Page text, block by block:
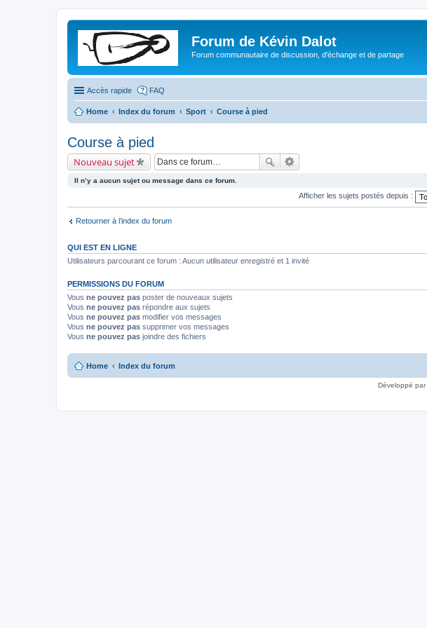
Forum de Kévin Dalot
Forum communautaire de discussion, d'échange et de partage
Accès rapide FAQ
Home Index du forum Sport Course à pied
Course à pied
Nouveau sujet
Il n’y a aucun sujet ou message dans ce forum.
Afficher les sujets postés depuis :
Retourner à l’index du forum
QUI EST EN LIGNE
Utilisateurs parcourant ce forum : Aucun utilisateur enregistré et 1 invité
PERMISSIONS DU FORUM
Vous ne pouvez pas poster de nouveaux sujets
Vous ne pouvez pas répondre aux sujets
Vous ne pouvez pas modifier vos messages
Vous ne pouvez pas supprimer vos messages
Vous ne pouvez pas joindre des fichiers
Home Index du forum
Développé par